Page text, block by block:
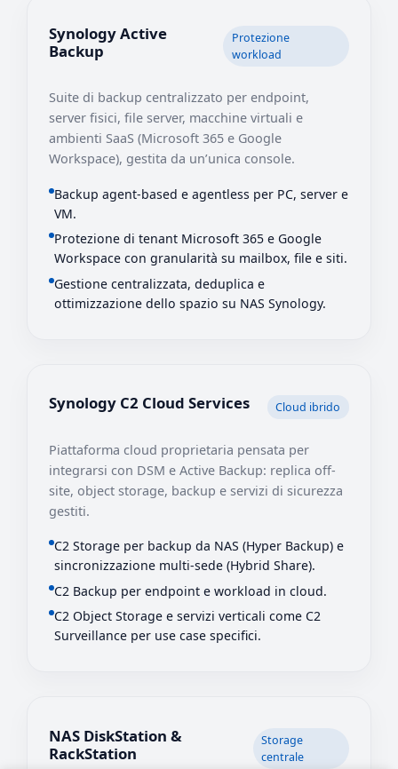
Synology Active
Backup
Protezione
workload
Suite di backup centralizzato per endpoint,
server fisici, file server, macchine virtuali e
ambienti SaaS (Microsoft 365 e Google
Workspace), gestita da un’unica console.
Backup agent-based e agentless per PC, server e
VM.
Protezione di tenant Microsoft 365 e Google
Workspace con granularità su mailbox, file e siti.
Gestione centralizzata, deduplica e
ottimizzazione dello spazio su NAS Synology.
Synology C2 Cloud Services Cloud ibrido
Piattaforma cloud proprietaria pensata per
integrarsi con DSM e Active Backup: replica off-
site, object storage, backup e servizi di sicurezza
gestiti.
C2 Storage per backup da NAS (Hyper Backup) e
sincronizzazione multi-sede (Hybrid Share).
C2 Backup per endpoint e workload in cloud.
C2 Object Storage e servizi verticali come C2
Surveillance per use case specifici.
NAS DiskStation &
RackStation
Storage
centrale